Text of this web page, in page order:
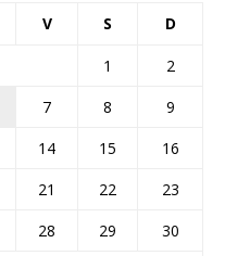
V S D
1
2
7 8
9
14 15
16
21 22
23
28 29
30